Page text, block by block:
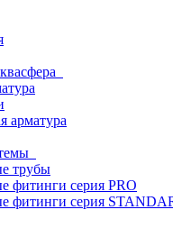
арматура
трубы
фитинги серия PRO
фитинги серия